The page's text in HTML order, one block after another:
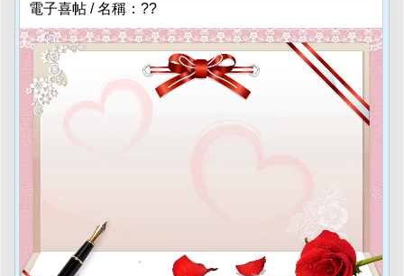
電子喜帖 / 名稱：??